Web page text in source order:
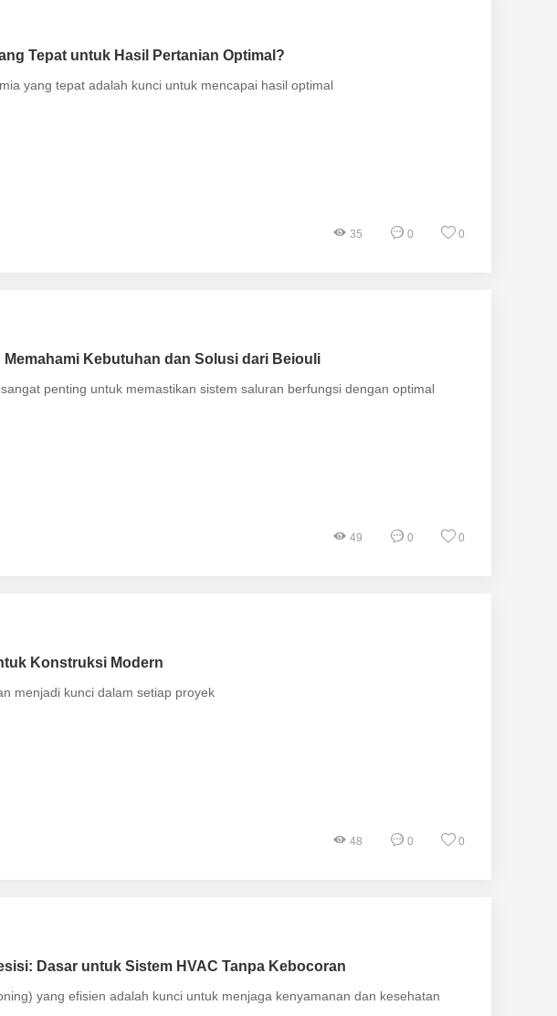
Tepat untuk Hasil Pertanian Optimal?
yang tepat adalah kunci untuk mencapai hasil optimal
35 0 0
Kebutuhan dan Solusi dari Beiouli
penting untuk memastikan sistem saluran berfungsi dengan optimal
49 0 0
Konstruksi Modern
menjadi kunci dalam setiap proyek
48 0 0
Dasar untuk Sistem HVAC Tanpa Kebocoran
yang efisien adalah kunci untuk menjaga kenyamanan dan kesehatan